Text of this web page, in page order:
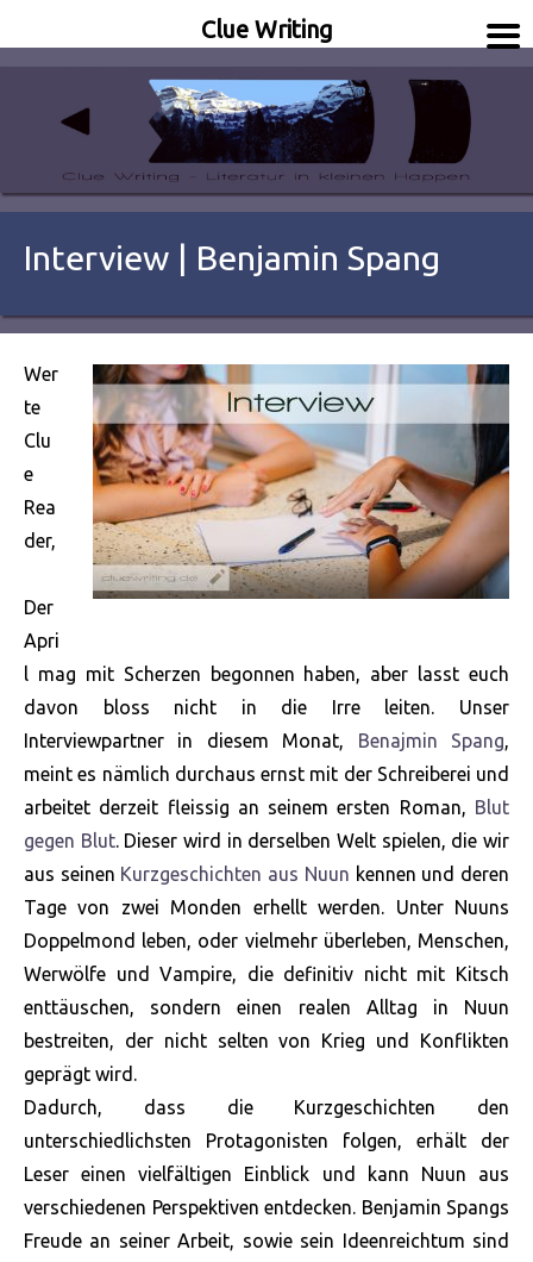
Clue Writing
Interview | Benjamin Spang
Wer
te
Clu
e
Rea
der,
Der
Apri
l mag mit Scherzen begonnen haben, aber lasst euch
davon bloss nicht in die Irre leiten. Unser
Interviewpartner in diesem Monat, Benajmin Spang,
meint es nämlich durchaus ernst mit der Schreiberei und
arbeitet derzeit fleissig an seinem ersten Roman, Blut
gegen Blut. Dieser wird in derselben Welt spielen, die wir
aus seinen Kurzgeschichten aus Nuun kennen und deren
Tage von zwei Monden erhellt werden. Unter Nuuns
Doppelmond leben, oder vielmehr überleben, Menschen,
Werwölfe und Vampire, die definitiv nicht mit Kitsch
enttäuschen, sondern einen realen Alltag in Nuun
bestreiten, der nicht selten von Krieg und Konflikten
geprägt wird.
Dadurch, dass die Kurzgeschichten den
unterschiedlichsten Protagonisten folgen, erhält der
Leser einen vielfältigen Einblick und kann Nuun aus
verschiedenen Perspektiven entdecken. Benjamin Spangs
Freude an seiner Arbeit, sowie sein Ideenreichtum sind
Clue Writing